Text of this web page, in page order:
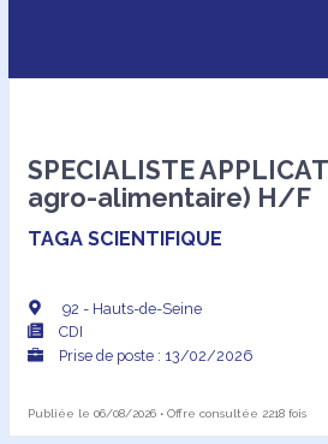
SPECIALISTE
agro-alimentaire) H/F
TAGA SCIENTIFIQUE
92 - Hauts-de-Seine
CDI
Prise de poste : 13/02/2026
Publiée le 06/08/2026 • Offre consultée 2218 fois